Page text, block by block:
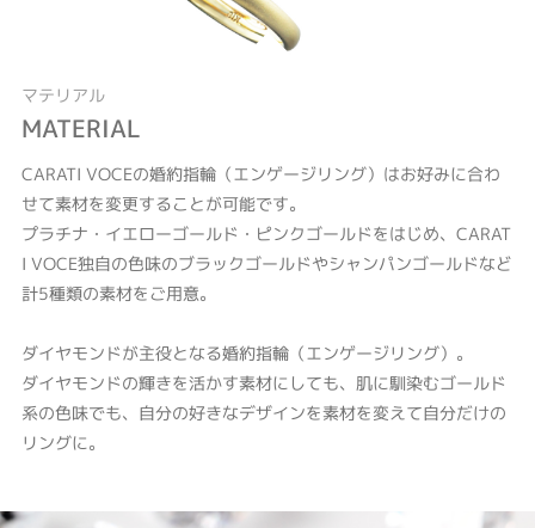
マテリアル
MATERIAL
CARATI VOCEの婚約指輪（エンゲージリング）はお好みに合わ
せて素材を変更することが可能です。
プラチナ・イエローゴールド・ピンクゴールドをはじめ、CARAT
I VOCE独自の色味のブラックゴールドやシャンパンゴールドなど
計5種類の素材をご用意。
ダイヤモンドが主役となる婚約指輪（エンゲージリング）。
ダイヤモンドの輝きを活かす素材にしても、肌に馴染むゴールド
系の色味でも、自分の好きなデザインを素材を変えて自分だけの
リングに。